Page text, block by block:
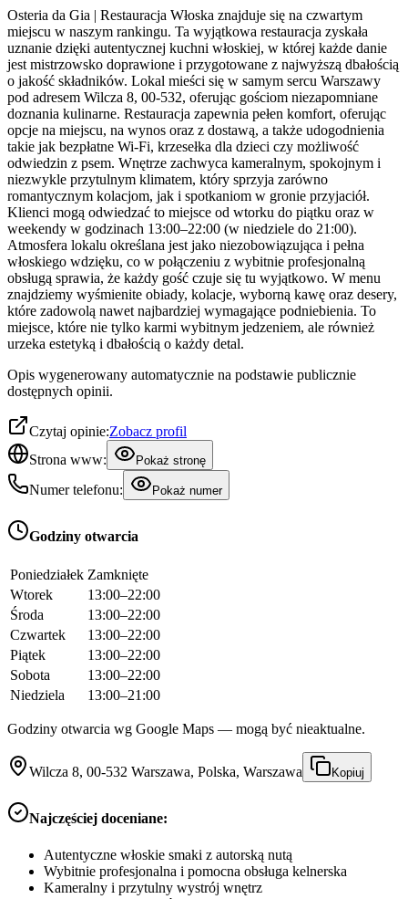
Osteria da Gia | Restauracja Włoska znajduje się na czwartym
miejscu w naszym rankingu. Ta wyjątkowa restauracja zyskała
uznanie dzięki autentycznej kuchni włoskiej, w której każde danie
jest mistrzowsko doprawione i przygotowane z najwyższą dbałością
o jakość składników. Lokal mieści się w samym sercu Warszawy
pod adresem Wilcza 8, 00-532, oferując gościom niezapomniane
doznania kulinarne. Restauracja zapewnia pełen komfort, oferując
opcje na miejscu, na wynos oraz z dostawą, a także udogodnienia
takie jak bezpłatne Wi-Fi, krzesełka dla dzieci czy możliwość
odwiedzin z psem. Wnętrze zachwyca kameralnym, spokojnym i
niezwykle przytulnym klimatem, który sprzyja zarówno
romantycznym kolacjom, jak i spotkaniom w gronie przyjaciół.
Klienci mogą odwiedzać to miejsce od wtorku do piątku oraz w
weekendy w godzinach 13:00–22:00 (w niedziele do 21:00).
Atmosfera lokalu określana jest jako niezobowiązująca i pełna
włoskiego wdzięku, co w połączeniu z wybitnie profesjonalną
obsługą sprawia, że każdy gość czuje się tu wyjątkowo. W menu
znajdziemy wyśmienite obiady, kolacje, wyborną kawę oraz desery,
które zadowolą nawet najbardziej wymagające podniebienia. To
miejsce, które nie tylko karmi wybitnym jedzeniem, ale również
urzeka estetyką i dbałością o każdy detal.
Opis wygenerowany automatycznie na podstawie publicznie
dostępnych opinii.
Czytaj opinie:Zobacz profil
Strona www:
Pokaż stronę
Numer telefonu: Pokaż numer
Godziny otwarcia
Poniedziałek Zamknięte
Wtorek
13:00–22:00
Środa
13:00–22:00
Czwartek
13:00–22:00
Piątek
13:00–22:00
Sobota
13:00–22:00
Niedziela
13:00–21:00
Godziny otwarcia wg Google Maps — mogą być nieaktualne.
Wilcza 8, 00-532 Warszawa, Polska, Warszawa Kopiuj
Najczęściej doceniane:
Autentyczne włoskie smaki z autorską nutą
Wybitnie profesjonalna i pomocna obsługa kelnerska
Kameralny i przytulny wystrój wnętrz